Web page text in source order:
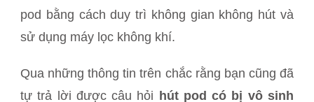
pod bằng cách duy trì không gian không hút và
sử dụng máy lọc không khí.
Qua những thông tin trên chắc rằng bạn cũng đã
tự trả lời được câu hỏi hút pod có bị vô sinh